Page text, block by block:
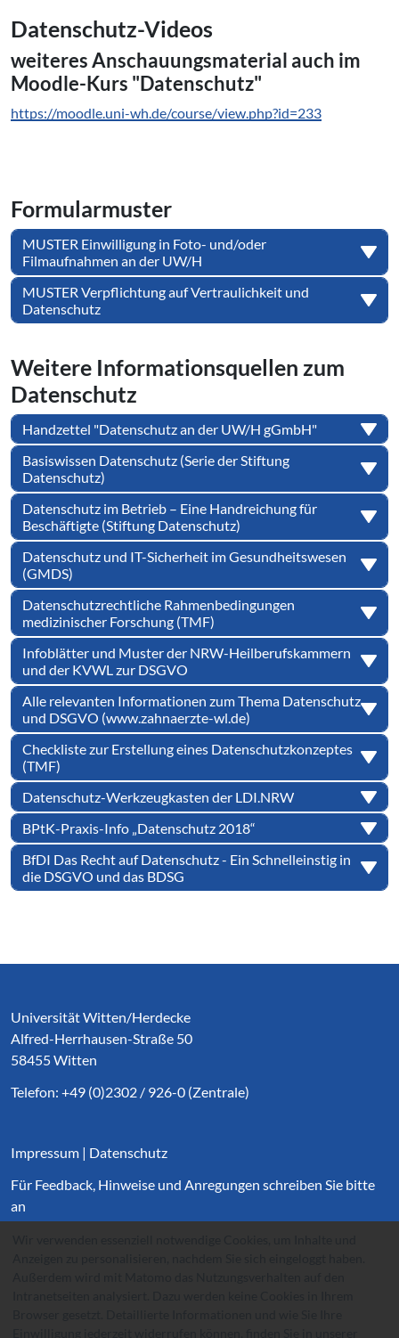
Datenschutz-Videos
weiteres An­schau­ungs­ma­te­ri­al auch im
Moodle-Kurs "Datenschutz"
https://moodle.uni-wh.de/course/view.php?id=233
For­mu­lar­mus­ter
MUSTER Einwilligung in Foto- und/oder
Filmaufnahmen an der UW/H
MUSTER Verpflichtung auf Vertraulichkeit und
Datenschutz
Weitere In­for­ma­ti­ons­quel­len zum
Datenschutz
Handzettel "Datenschutz an der UW/H gGmbH"
Basiswissen Datenschutz (Serie der Stiftung
Datenschutz)
Datenschutz im Betrieb – Eine Handreichung für
Beschäftigte (Stiftung Datenschutz)
Datenschutz und IT-Sicherheit im Gesundheitswesen
(GMDS)
Datenschutzrechtliche Rahmenbedingungen
medizinischer Forschung (TMF)
Infoblätter und Muster der NRW-Heilberufskammern
und der KVWL zur DSGVO
Alle relevanten Informationen zum Thema Datenschutz
und DSGVO (www.zahnaerzte-wl.de)
Checkliste zur Erstellung eines Datenschutzkonzeptes
(TMF)
Datenschutz-Werkzeugkasten der LDI.NRW
BPtK-Praxis-Info „Datenschutz 2018“
BfDI Das Recht auf Datenschutz - Ein Schnelleinstig in
die DSGVO und das BDSG
Universität Witten/Herdecke
Alfred-Herrhausen-Straße 50
58455 Witten
Telefon: +49 (0)2302 / 926-0 (Zentrale)
Impressum | Datenschutz
Für Feedback, Hinweise und Anregungen schreiben Sie bitte
an
websupport@uni-wh.de.